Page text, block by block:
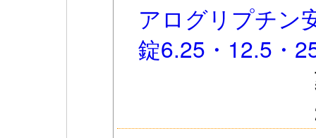
アログリプチン
錠6.25・12.5・